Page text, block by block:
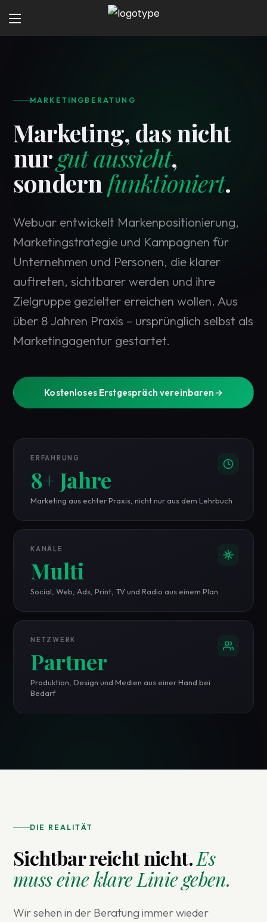
MARKETINGBERATUNG
Marketing, das nicht
nurgut aussieht,
sondern funktioniert.
Webuar entwickelt Markenpositionierung,
Marketingstrategie und Kampagnen für
Unternehmen und Personen, die klarer
auftreten, sichtbarer werden und ihre
Zielgruppe gezielter erreichen wollen. Aus
über 8 Jahren Praxis – ursprünglich selbst als
Marketingagentur gestartet.
Kostenloses Erstgespräch vereinbaren→
ERFAHRUNG
8+ Jahre
Marketing aus echter Praxis, nicht nur aus dem Lehrbuch
KANÄLE
Multi
Social, Web, Ads, Print, TV und Radio aus einem Plan
NETZWERK
Partner
Produktion, Design und Medien aus einer Hand bei
Bedarf
DIE REALITÄT
Sichtbar reicht nicht.Es
muss eine klare Linie geben.
Wir sehen in der Beratung immer wieder